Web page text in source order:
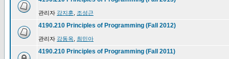
관리자 강지훈 조성근
4190.210 Principles of Programming (Fall 2012)
관리자 강동옥 최민아
4190.210 Principles of Programming (Fall 2011)